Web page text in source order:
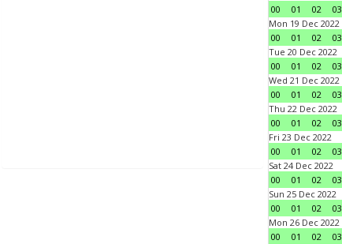
00
01 02 03
Mon 19 Dec 2022
00
01 02 03
Tue 20 Dec 2022
00
01 02 03
Wed 21 Dec 2022
00
01 02 03
Thu 22 Dec 2022
00
01 02 03
Fri 23 Dec 2022
00
01 02 03
Sat 24 Dec 2022
00
01 02 03
Sun 25 Dec 2022
00
01 02 03
Mon 26 Dec 2022
00
01 02 03